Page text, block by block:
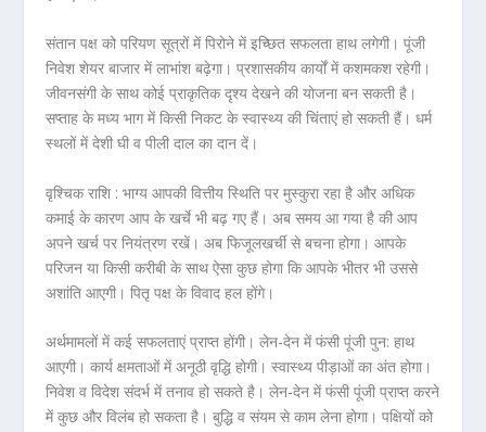
संतान पक्ष को परियण सूत्रों में पिरोने में इच्छित सफलता हाथ लगेगी। पूंजी
निवेश शेयर बाजार में लाभांश बढ़ेगा। प्रशासकीय कार्यों में कशमकश रहेगी।
जीवनसंगी के साथ कोई प्राकृतिक दृश्य देखने की योजना बन सकती है।
सप्ताह के मध्य भाग में किसी निकट के स्वास्थ्य की चिंताएं हो सकती हैं। धर्म
स्थलों में देशी घी व पीली दाल का दान दें।
वृश्चिक राशि : भाग्य आपकी वित्तीय स्थिति पर मुस्कुरा रहा है और अधिक
कमाई के कारण आप के खर्चे भी बढ़ गए हैं। अब समय आ गया है की आप
अपने खर्च पर नियंत्रण रखें। अब फिजूलखर्ची से बचना होगा। आपके
परिजन या किसी करीबी के साथ ऐसा कुछ होगा कि आपके भीतर भी उससे
अशांति आएगी। पितृ पक्ष के विवाद हल होंगे।
अर्थमामलों में कई सफलताएं प्राप्त होंगी। लेन-देन में फंसी पूंजी पुन: हाथ
आएगी। कार्य क्षमताओं में अनूठी वृद्धि होगी। स्वास्थ्य पीड़ाओं का अंत होगा।
निवेश व विदेश संदर्भ में तनाव हो सकते है। लेन-देन में फंसी पूंजी प्राप्त करने
में कुछ और विलंब हो सकता है। बुद्धि व संयम से काम लेना होगा। पक्षियों को